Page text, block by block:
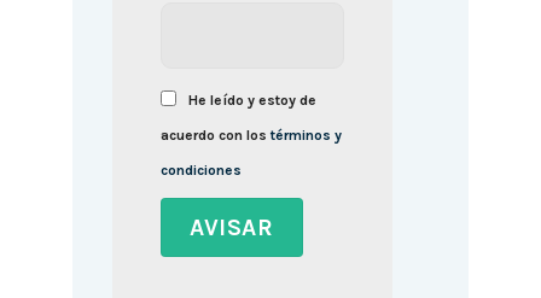
He leído y estoy de
acuerdo con lostérminos y
condiciones